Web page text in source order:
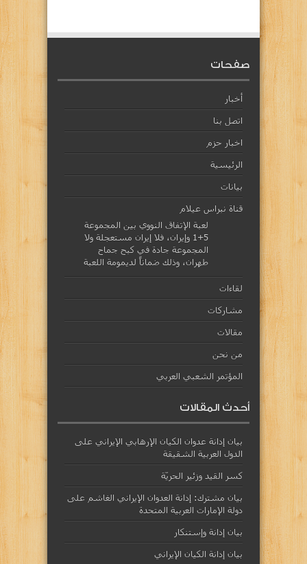
صفحات
أخبار
اتصل بنا
اخبار حزم
الرئيسية
بيانات
قناة نبراس عيلام
لعبة الإتفاق النووي بين المجموعة
5+1 وإيران، فلا إيران مستعجلة ولا
المجموعة جادة في كبح جماح
طهران، وذلك ضماناً لديمومة اللعبة
لقاءات
مشاركات
مقالات
من نحن
المؤتمر الشعبي العربي
أحدث المقالات
بيان إدانة عدوان الكيان الإرهابي الإيراني على
الدول العربية الشقيقة
كسر القيد وزئير الحريّة
بيان مشترك: إدانة العدوان الإيراني الغاشم على
دولة الإمارات العربية المتحدة
بيان إدانة وإستنكار
بيان إدانة الكيان الإيراني